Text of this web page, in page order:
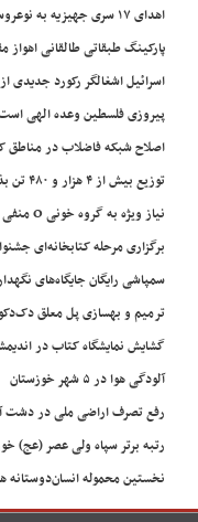
اهدای ۱۷ سری جهیزیه به نوعروسان مددجو رامهرمز
پارکینگ طبقاتی طالقانی اهواز
اسرائیل اشغالگر رکورد
پیروزی فلسطین وعده الهی
اصلاح شبکه فاضلاب در مناطق
توزیع بیش از ۴ هزار و ۴۸۰ تن بذر کشت پاییزه در خوزستان
نیاز ویژه به گروه خونی O منفی در خوزستان
برگزاری مرحله کتابخانه‌ای
سمپاشی رایگان جایگاه‌های
ترمیم و بهسازی پل معلق
گشایش نمایشگاه کتاب در
آلودگی هوا در ۵ شهر خوزستان
رفع تصرف اراضی ملی در دشت
رتبه برتر سپاه ولی عصر (عج)
نخستین محموله انسان‌دوستانه